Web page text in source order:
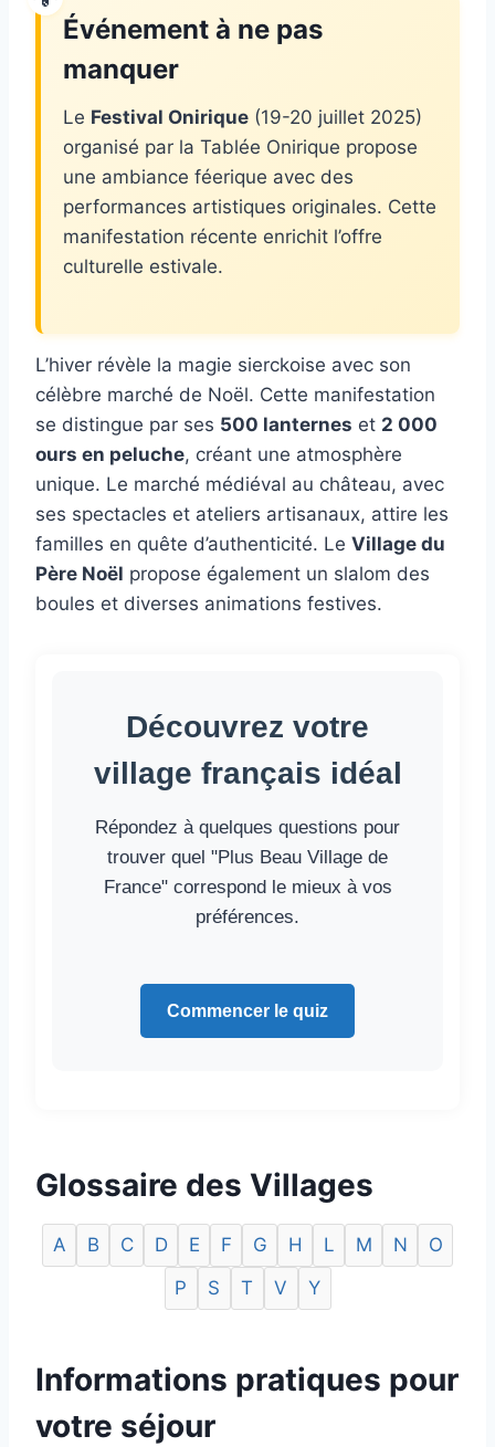
Événement à ne pas
manquer
Le Festival Onirique (19-20 juillet 2025)
organisé par la Tablée Onirique propose
une ambiance féerique avec des
performances artistiques originales. Cette
manifestation récente enrichit l’offre
culturelle estivale.
L’hiver révèle la magie sierckoise avec son
célèbre marché de Noël. Cette manifestation
se distingue par ses 500 lanternes et 2 000
ours en peluche, créant une atmosphère
unique. Le marché médiéval au château, avec
ses spectacles et ateliers artisanaux, attire les
familles en quête d’authenticité. Le Village du
Père Noël propose également un slalom des
boules et diverses animations festives.
Découvrez votre
village français idéal
Répondez à quelques questions pour
trouver quel "Plus Beau Village de
France" correspond le mieux à vos
préférences.
Commencer le quiz
Glossaire des Villages
A B C D E F G H L M N
O
P
S T V Y
Informations pratiques pour
votre séjour